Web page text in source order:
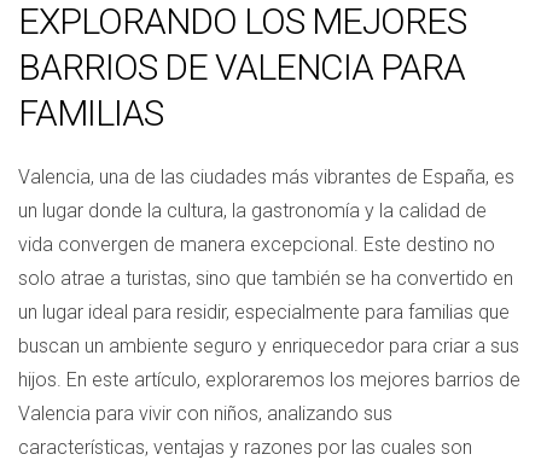
EXPLORANDO LOS MEJORES
BARRIOS DE VALENCIA PARA
FAMILIAS
Valencia, una de las ciudades más vibrantes de España, es
un lugar donde la cultura, la gastronomía y la calidad de
vida convergen de manera excepcional. Este destino no
solo atrae a turistas, sino que también se ha convertido en
un lugar ideal para residir, especialmente para familias que
buscan un ambiente seguro y enriquecedor para criar a sus
hijos. En este artículo, exploraremos los mejores barrios de
Valencia para vivir con niños, analizando sus
características, ventajas y razones por las cuales son